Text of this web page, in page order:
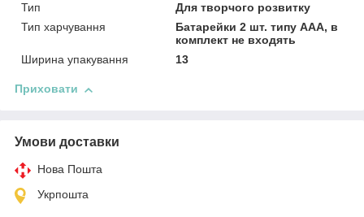
Тип
Для творчого розвитку
Тип харчування
Батарейки 2 шт. типу ААА, в
комплект не входять
Ширина упакування
13
Приховати
Умови доставки
Нова Пошта
Укрпошта